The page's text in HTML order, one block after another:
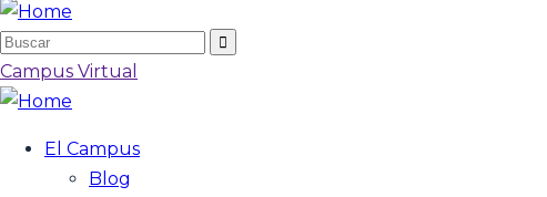
Campus Virtual
El Campus
Blog